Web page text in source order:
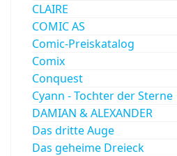
CLAIRE
COMIC AS
Comic-Preiskatalog
Comix
Conquest
Cyann - Tochter der Sterne
DAMIAN & ALEXANDER
Das dritte Auge
Das geheime Dreieck